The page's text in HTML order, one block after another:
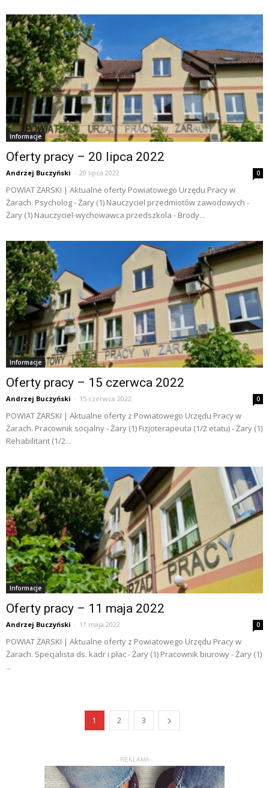
Informacje
Oferty pracy – 20 lipca 2022
Andrzej Buczyński - 20 lipca 2022 0
POWIAT ŻARSKI | Aktualne oferty Powiatowego Urzędu Pracy w
Żarach. Psycholog - Żary (1) Nauczyciel przedmiotów zawodowych -
Żary (1) Nauczyciel-wychowawca przedszkola - Brody...
Informacje
Oferty pracy – 15 czerwca 2022
Andrzej Buczyński - 15 czerwca 2022 0
POWIAT ŻARSKI | Aktualne oferty z Powiatowego Urzędu Pracy w
Żarach. Pracownik socjalny - Żary (1) Fizjoterapeuta (1/2 etatu) - Żary (1)
Rehabilitant (1/2...
Informacje
Oferty pracy – 11 maja 2022
Andrzej Buczyński - 11 maja 2022 0
POWIAT ŻARSKI | Aktualne oferty z Powiatowego Urzędu Pracy w
Żarach. Specjalista ds. kadr i płac - Żary (1) Pracownik biurowy - Żary (1)
...
1 2 3
- REKLAMA -